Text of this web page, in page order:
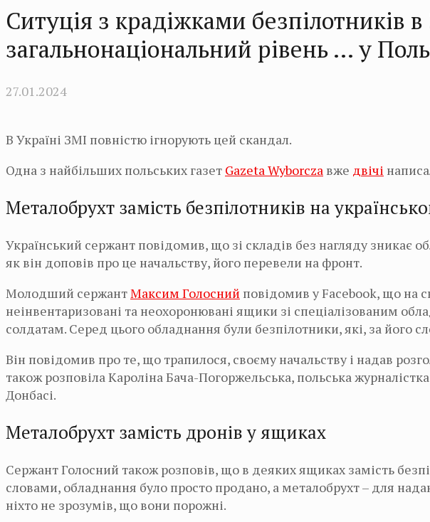
Ситуція з крадіжками безпілотників
загальнонаціональний рівень … у
27.01.2024
В Україні ЗМІ повністю ігнорують цей скандал.
Одна з найбільших польських газет Gazeta Wyborcza вже двічі
Металобрухт замість безпілотників на
Український сержант повідомив, що зі складів без нагляду зникає
як він доповів про це начальству, його перевели на фронт.
Молодший сержантМаксим Голосний повідомив у Facebook, що на
неінвентаризовані та неохоронювані ящики зі спеціалізованим
солдатам. Серед цього обладнання були безпілотники, які, за його
Він повідомив про те, що трапилося, своєму начальству і надав
також розповіла Кароліна Бача-Погоржельська, польська
Донбасі.
Металобрухт замість дронів у ящиках
Сержант Голосний також розповів, що в деяких ящиках замість
словами, обладнання було просто продано, а металобрухт – для
ніхто не зрозумів, що вони порожні.